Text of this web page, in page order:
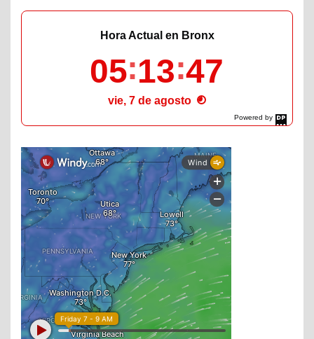
Powered by
DaysPedia.com
Hora Actual en Bronx
05 13 47
vie, 7 de agosto